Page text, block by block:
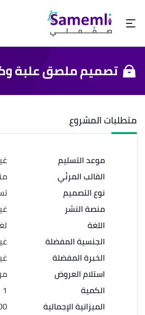
تصميم ملصق علبة
متطلبات المشروع
موعد التسليم
القالب المرئي
نوع التصميم
منصة النشر
اللغة
الجنسية المفضلة
الخبرة المفضلة
استلام العروض
الكمية
الميزانية الإجمالية
1